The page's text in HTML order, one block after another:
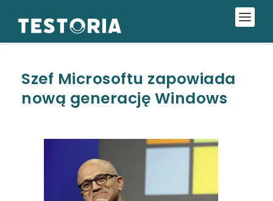
Szef Microsoftu zapowiada
nową generację Windows